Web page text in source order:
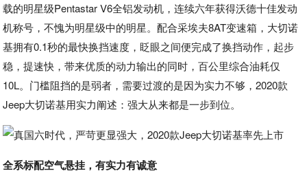
载的明星级Pentastar V6全铝发动机，连续六年获得沃德十佳发动
机称号，不愧为明星级中的明星。配合采埃夫8AT变速箱，大切诺
基拥有0.1秒的最快换挡速度，眨眼之间便完成了换挡动作，起步
稳，提速快，带来优质的动力输出的同时，百公里综合油耗仅
10L。门槛阻挡的是弱者，需要过渡的是因为实力不够，2020款
Jeep大切诺基用实力阐述：强大从来都是一步到位。
全系标配空气悬挂，有实力有诚意